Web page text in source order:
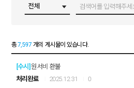
총7,597 개의 게시물이 있습니다.
[수시] 원서비 환불
처리완료
2025.12.31 0